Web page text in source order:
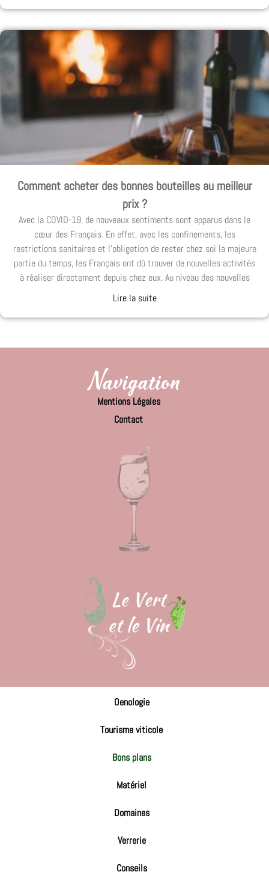
Comment acheter des bonnes bouteilles au meilleur
prix ?
Avec la COVID-19, de nouveaux sentiments sont apparus dans le
cœur des Français. En effet, avec les confinements, les
restrictions sanitaires et l’obligation de rester chez soi la majeure
partie du temps, les Français ont dû trouver de nouvelles activités
à réaliser directement depuis chez eux. Au niveau des nouvelles
Lire la suite
Navigation
Mentions Légales
Contact
Oenologie
Tourisme viticole
Bons plans
Matériel
Domaines
Verrerie
Conseils